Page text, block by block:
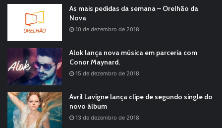
As mais pedidas da semana – Orelhão da
Nova
10 de dezembro de 2018
Alok lança nova música em parceria com
Conor Maynard.
15 de dezembro de 2018
Avril Lavigne lança clipe de segundo single do
novo álbum
13 de dezembro de 2018